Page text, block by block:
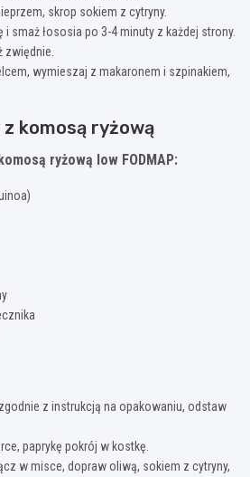
skrop sokiem z cytryny.
i smaż łososia po 3-4 minuty z każdej strony.
zwiędnie.
wymieszaj z makaronem i szpinakiem,
z komosą ryżową
ryżową low FODMAP:
z instrukcją na opakowaniu, odstaw
paprykę pokrój w kostkę.
w misce, dopraw oliwą, sokiem z cytryny,